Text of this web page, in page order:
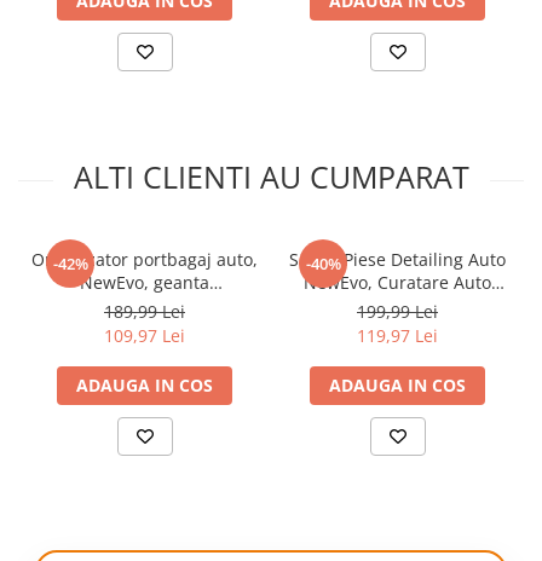
ALTI CLIENTI AU CUMPARAT
-42%
Organizator portbagaj auto,
NewEvo, geanta
multifunctionala, pliabil, 3
compartimente,
impermeabil cu manere din
aluminiu, banda
reflectorizanta, 60 X 35 X 30
cm, 65L, Negru
189,99 Lei
109,97 Lei
ADAUGA IN COS
-40%
Set 23 Piese Detailing Auto
NewEvo, Curatare Auto
Interior si Exterior, Geanta
Transport si Depozitare
Inclusa, Negru Galben
199,99 Lei
119,97 Lei
ADAUGA IN COS